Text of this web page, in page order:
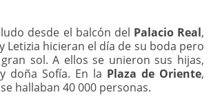
desde el balcón del Palacio Real,
Letizia hicieran el día de su boda pero
sol. A ellos se unieron sus hijas,
doña Sofía. En la Plaza de Oriente,
hallaban 40 000 personas.